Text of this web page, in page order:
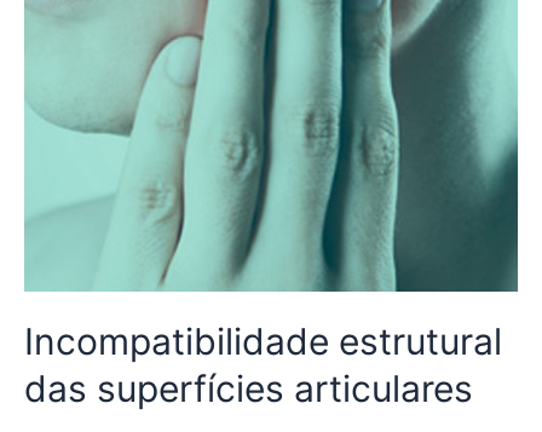
Incompatibilidade estrutural
das superfícies articulares